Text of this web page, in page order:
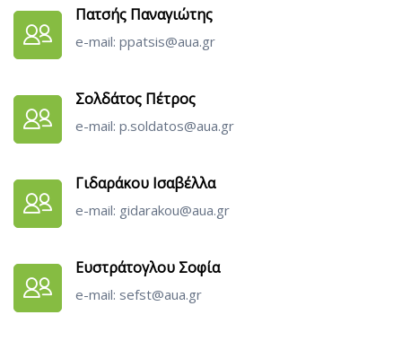
Πατσής Παναγιώτης
e-mail: ppatsis@aua.gr
Σολδάτος Πέτρος
e-mail: p.soldatos@aua.gr
Γιδαράκου Ισαβέλλα
e-mail: gidarakou@aua.gr
Ευστράτογλου Σοφία
e-mail: sefst@aua.gr